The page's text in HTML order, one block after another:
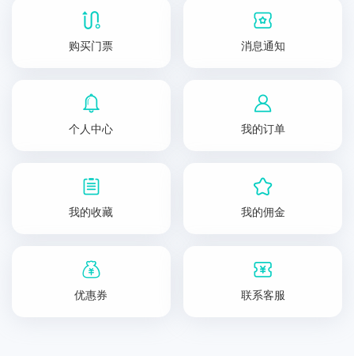
购买门票 消息通知
个人中心 我的订单
我的收藏 我的佣金
优惠券 联系客服